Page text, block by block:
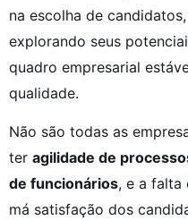
na escolha de
explorando seus
quadro empresarial
qualidade.
Não são todas as
ter agilidade de
de funcionários, e a falta
má satisfação dos